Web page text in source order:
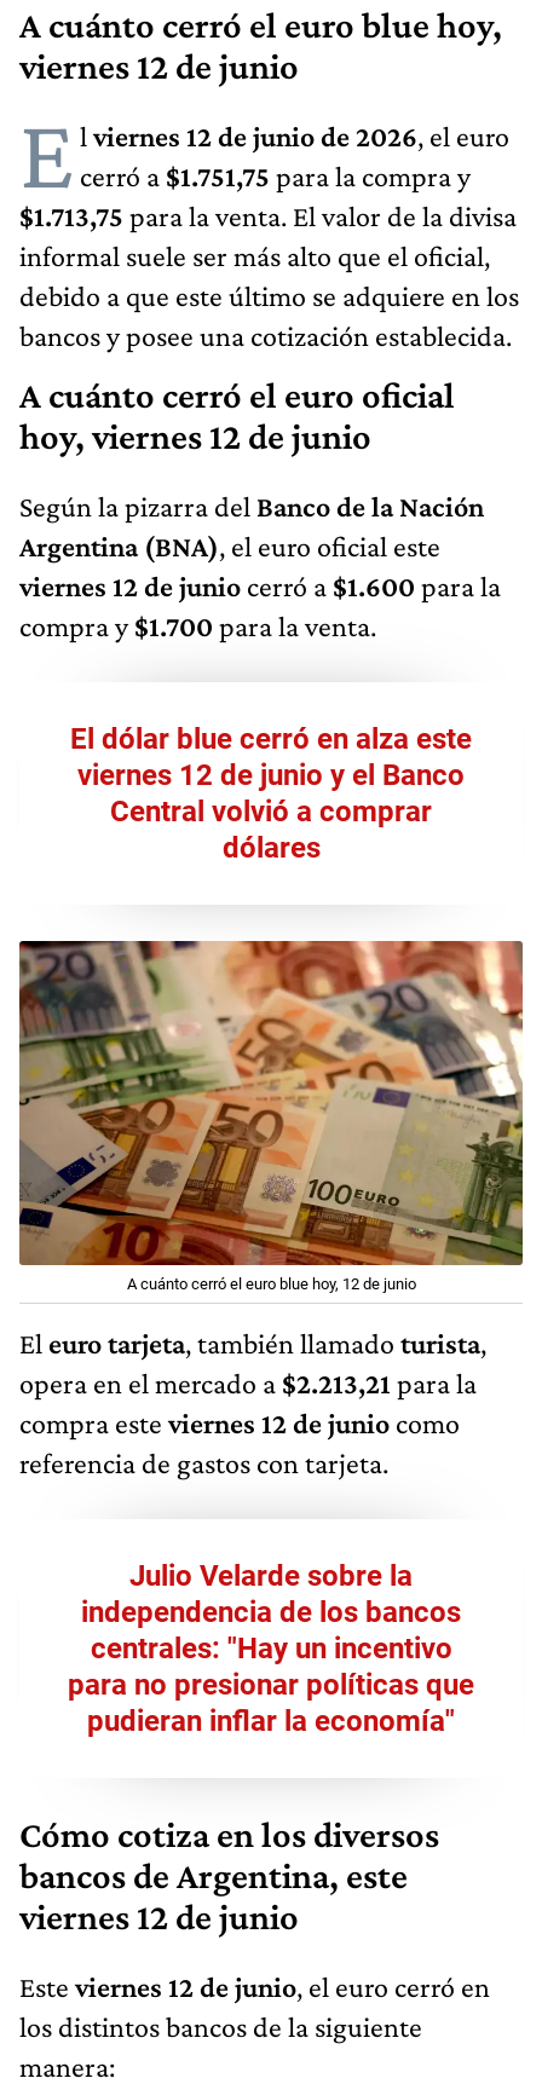
A cuánto cerró el euro blue hoy,
viernes 12 de junio
E lviernes 12 de junio de 2026, el euro
cerró a $1.751,75 para la compra y
$1.713,75 para la venta. El valor de la divisa
informal suele ser más alto que el oficial,
debido a que este último se adquiere en los
bancos y posee una cotización establecida.
A cuánto cerró el euro oficial
hoy, viernes 12 de junio
Según la pizarra del Banco de la Nación
Argentina (BNA), el euro oficial este
viernes 12 de junio cerró a $1.600 para la
compra y$1.700 para la venta.
El dólar blue cerró en alza este
viernes 12 de junio y el Banco
Central volvió a comprar
dólares
A cuánto cerró el euro blue hoy, 12 de junio
El euro tarjeta, también llamado turista,
opera en el mercado a $2.213,21 para la
compra esteviernes 12 de junio como
referencia de gastos con tarjeta.
Julio Velarde sobre la
independencia de los bancos
centrales: "Hay un incentivo
para no presionar políticas que
pudieran inflar la economía"
Cómo cotiza en los diversos
bancos de Argentina, este
viernes 12 de junio
Esteviernes 12 de junio, el euro cerró en
los distintos bancos de la siguiente
manera: